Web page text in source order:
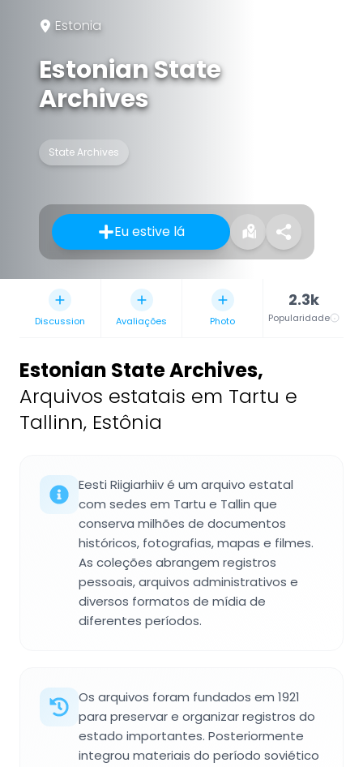
Estonia
Estonian State
Archives
State Archives
Eu estive lá
Discussion Avaliações Photo
2.3k
Popularidade
Estonian State Archives,
Arquivos estatais em Tartu e
Tallinn, Estônia
Eesti Riigiarhiiv é um arquivo estatal
com sedes em Tartu e Tallin que
conserva milhões de documentos
históricos, fotografias, mapas e filmes.
As coleções abrangem registros
pessoais, arquivos administrativos e
diversos formatos de mídia de
diferentes períodos.
Os arquivos foram fundados em 1921
para preservar e organizar registros do
estado importantes. Posteriormente
integrou materiais do período soviético